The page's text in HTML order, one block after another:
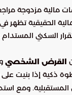
مالية مزدوجة
الحقيقية تظهر
السكني
القرض الشخصي
ذكية إذا بنيت
ومع